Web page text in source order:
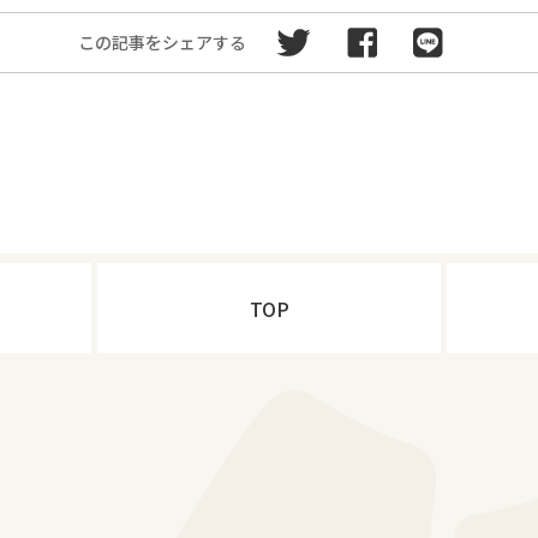
この記事をシェアする
TOP